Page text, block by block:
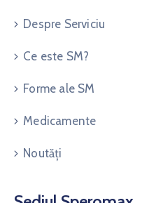
Despre Serviciu
Ce este SM?
Forme ale SM
Medicamente
Noutăți